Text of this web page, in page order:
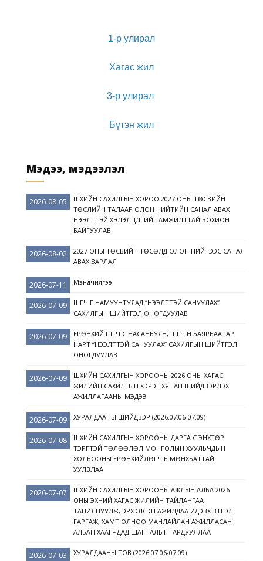
САХИЛГЫН ХОРООНЫ ДҮРЭМ, ЖУРАМ
ЁС ЗҮЙН ДЭД ХОРОО
НОМ, ГАРЫН АВЛАГА
ХОЛБОО БАРИХ
СУДАЛГАА, ШИНЖИЛГЭЭ
1-р улирал
Хагас жил
3-р улирал
Бүтэн жил
Мэдээ, мэдээлэл
2026-08-05
ШҮҮХИЙН САХИЛГЫН ХОРОО 2027 ОНЫ ТӨСВИЙН
ТӨСЛИЙН ТАЛААР ОЛОН НИЙТИЙН САНАЛ АВАХ
НЭЭЛТТЭЙ ХЭЛЭЛЦҮҮЛГИЙГ АМЖИЛТТАЙ ЗОХИОН
БАЙГУУЛАВ.
2026-08-02
2027 ОНЫ ТӨСВИЙН ТӨСӨЛД ОЛОН НИЙТЭЭС САНАЛ
АВАХ ЗАРЛАЛ
2026-07-11 Мэндчилгээ
2026-07-09
ШҮҮГЧ Г.НАМУУНТУЯАД “НЭЭЛТТЭЙ САНУУЛАХ”
САХИЛГЫН ШИЙТГЭЛ ОНОГДУУЛАВ
2026-07-09
ЕРӨНХИЙ ШҮҮГЧ С.НАСАНБУЯН, ШҮҮГЧ Н.БАЯРБААТАР
НАРТ “НЭЭЛТТЭЙ САНУУЛАХ” САХИЛГЫН ШИЙТГЭЛ
ОНОГДУУЛАВ
2026-07-09
ШҮҮХИЙН САХИЛГЫН ХОРООНЫ 2026 ОНЫ ХАГАС
ЖИЛИЙН САХИЛГЫН ХЭРЭГ ХЯНАН ШИЙДВЭРЛЭХ
АЖИЛЛАГААНЫ МЭДЭЭ
2026-07-09 ХУРАЛДААНЫ ШИЙДВЭР (2026.07.06-07.09)
2026-07-08
ШҮҮХИЙН САХИЛГЫН ХОРООНЫ ДАРГА С.ЭНХТӨР
ТЭРГҮҮТЭЙ ТӨЛӨӨЛӨЛ МОНГОЛЫН ХУУЛЬЧДЫН
ХОЛБООНЫ ЕРӨНХИЙЛӨГЧ Б.МӨНХБАТТАЙ
УУЛЗЛАА
2026-07-07
ШҮҮХИЙН САХИЛГЫН ХОРООНЫ АЖЛЫН АЛБА 2026
ОНЫ ЭХНИЙ ХАГАС ЖИЛИЙН ТАЙЛАНГАА
ТАНИЛЦУУЛЖ, ЭРХЭЛСЭН АЖИЛДАА ИДЭВХ ЗҮТГЭЛ
ГАРГАЖ, ХАМТ ОЛНОО МАНЛАЙЛАН АЖИЛЛАСАН
АЛБАН ХААГЧДАД ШАГНАЛЫГ ГАРДУУЛЛАА
2026-07-03 ХУРАЛДААНЫ ТОВ (2026.07.06-07.09)